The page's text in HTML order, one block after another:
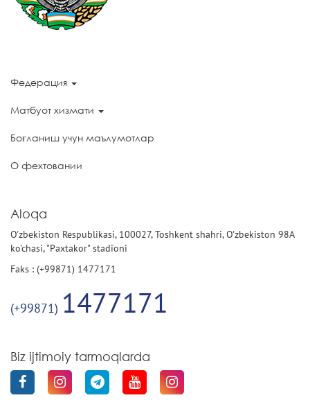
Федерация
Матбуот хизмати
Боғланиш учун маълумотлар
О фехтовании
Aloqa
O'zbekiston Respublikasi, 100027, Toshkent shahri, O'zbekiston 98A
ko'chasi, "Paxtakor" stadioni
Faks : (+99871) 1477171
(+99871) 1477171
Biz ijtimoiy tarmoqlarda